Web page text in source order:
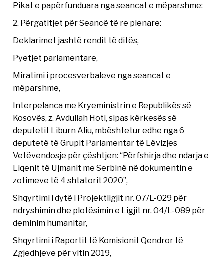
Pikat e papërfunduara nga seancat e mëparshme:
2. Përgatitjet për Seancë të re plenare:
Deklarimet jashtë rendit të ditës,
Pyetjet parlamentare,
Miratimi i procesverbaleve nga seancat e
mëparshme,
Interpelanca me Kryeministrin e Republikës së
Kosovës, z. Avdullah Hoti, sipas kërkesës së
deputetit Liburn Aliu, mbështetur edhe nga 6
deputetë të Grupit Parlamentar të Lëvizjes
Vetëvendosje për çështjen: “Përfshirja dhe ndarja e
Liqenit të Ujmanit me Serbinë në dokumentin e
zotimeve të 4 shtatorit 2020”,
Shqyrtimi i dytë i Projektligjit nr. 07/L-029 për
ndryshimin dhe plotësimin e Ligjit nr. 04/L-089 për
deminim humanitar,
Shqyrtimi i Raportit të Komisionit Qendror të
Zgjedhjeve për vitin 2019,